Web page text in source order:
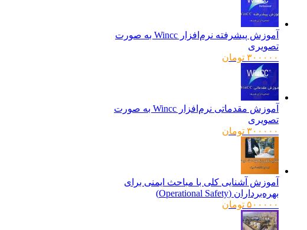
آموزش پیشرفته نرم‌افزار Wincc به صورت
تصویری
۳۰۰۰۰۰ تومان
آموزش مقدماتی نرم‌افزار Wincc به صورت
تصویری
۳۰۰۰۰۰ تومان
آموزش آشنایی کلی با مباحث ایمنی برای
بهره‌برداران (Operational Safety)
۵۰۰۰۰۰ تومان